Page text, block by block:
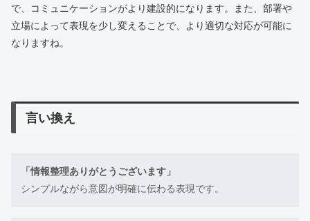
で、コミュニケーションがより建設的になります。また、部署や
立場によって表現を少し変えることで、より適切な対応が可能に
なりますね。
言い換え
「情報整理ありがとうございます」
シンプルながら意図が明確に伝わる表現です。